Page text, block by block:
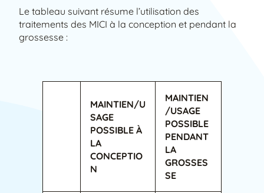
Le tableau suivant résume l’utilisation des
traitements des MICI à la conception et pendant la
grossesse :
MAINTIEN/U
SAGE
POSSIBLE À
LA
CONCEPTIO
N
MAINTIEN
/USAGE
POSSIBLE
PENDANT
LA
GROSSES
SE